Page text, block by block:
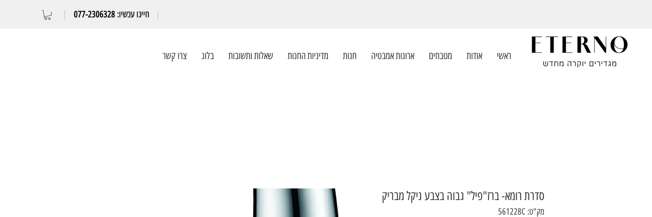
חייגו עכשיו: 077-2306328
ראשי אודות מטבחים ארונות אמבטיה חנות מדיניות החנות שאלות ותשובות בלוג צרו קשר
סדרת רומא- ברז"פיל" גבוה בצבע ניקל מבריק
מק"ט: 561228C